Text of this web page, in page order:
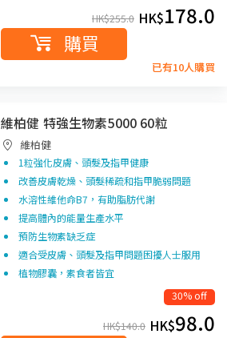
HK$255.0 HK$178.0
購買
已有10人購買
維柏健 特強生物素5000 60粒
維柏健
1粒強化皮膚、頭髮及指甲健康
改善皮膚乾燥、頭髮稀疏和指甲脆弱問題
水溶性維他命B7，有助脂肪代謝
提高體內的能量生產水平
預防生物素缺乏症
適合受皮膚、頭髮及指甲問題困擾人士服用
植物膠囊，素食者皆宜
30% off
HK$140.0 HK$98.0